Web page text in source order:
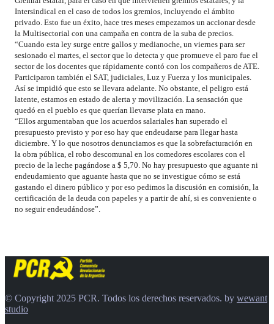
Intersindical en el caso de todos los gremios, incluyendo el ámbito
privado. Esto fue un éxito, hace tres meses empezamos un accionar desde
la Multisectorial con una campaña en contra de la suba de precios.
“Cuando esta ley surge entre gallos y medianoche, un viernes para ser
sesionado el martes, el sector que lo detecta y que promueve el paro fue el
sector de los docentes que rápidamente contó con los compañeros de ATE.
Participaron también el SAT, judiciales, Luz y Fuerza y los municipales.
Así se impidió que esto se llevara adelante. No obstante, el peligro está
latente, estamos en estado de alerta y movilización. La sensación que
quedó en el pueblo es que querían llevarse plata en mano.
“Ellos argumentaban que los acuerdos salariales han superado el
presupuesto previsto y por eso hay que endeudarse para llegar hasta
diciembre. Y lo que nosotros denunciamos es que la sobrefacturación en
la obra pública, el robo descomunal en los comedores escolares con el
precio de la leche pagándose a $ 5,70. No hay presupuesto que aguante ni
endeudamiento que aguante hasta que no se investigue cómo se está
gastando el dinero público y por eso pedimos la discusión en comisión, la
certificación de la deuda con papeles y a partir de ahí, si es conveniente o
no seguir endeudándose”.
© Copyright 2025 PCR. Todos los derechos reservados. by wewant
studio